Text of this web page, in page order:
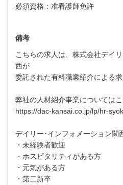
必須資格：准看護師免許
備考
こちらの求人は、株式会社デイ
西が
委託された有料職業紹介による求
弊社の人材紹介事業についてはこ
https://dac-kansai.co.jp/lp/hr-
デイリー･インフォメーション関
・未経験者歓迎
・ホスピタリティがある方
・元気がある方
・第二新卒